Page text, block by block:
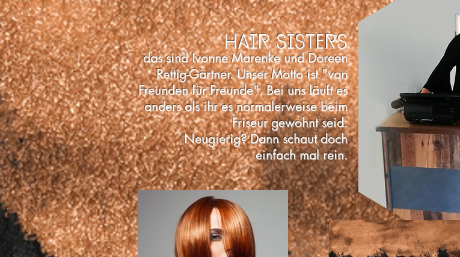
hair sisters
das sind Ivonne Marenke und Doreen
Rettig-Gärtner.Unser Motto ist "von
Freunden für Freunde". Bei uns läuft es
anders als ihr es normalerweise beim
Friseur gewohnt seid.
Neugierig?Dann schaut doch
einfach mal rein.